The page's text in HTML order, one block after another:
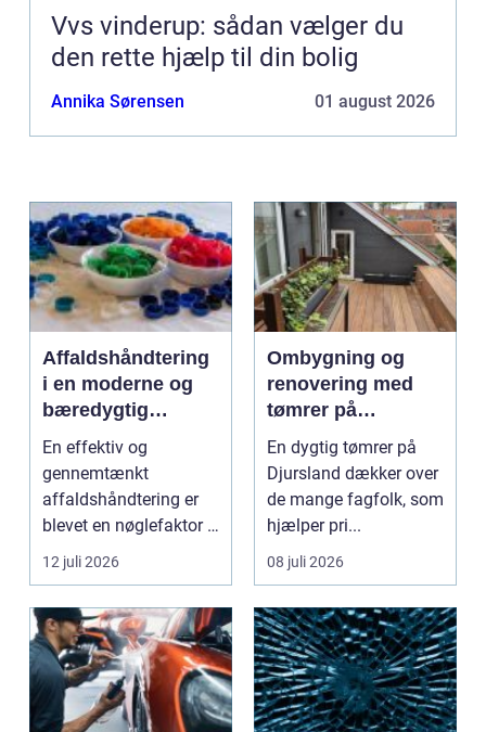
Vvs vinderup: sådan vælger du
den rette hjælp til din bolig
Annika Sørensen 01 august 2026
Affaldshåndtering
i en moderne og
bæredygtig
hverdag
En effektiv og
gennemtænkt
affaldshåndtering er
blevet en nøglefaktor i
den grønne omstilling.
Vi st...
12 juli 2026
Ombygning og
renovering med
tømrer på
Djursland
En dygtig tømrer på
Djursland dækker over
de mange fagfolk, som
hjælper pri...
08 juli 2026